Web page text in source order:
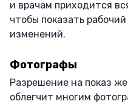
и врачам приходится
чтобы показать
изменений.
Фотографы
Разрешение на показ
облегчит многим